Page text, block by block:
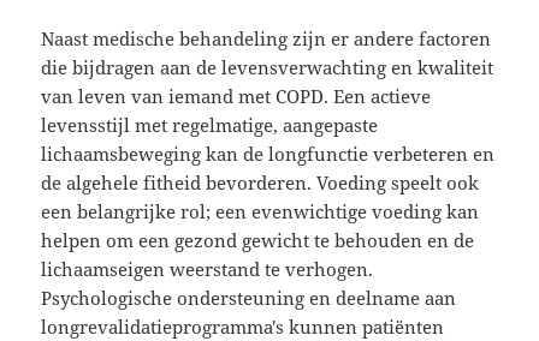
Naast medische behandeling zijn er andere factoren
die bijdragen aan de levensverwachting en kwaliteit
van leven van iemand met COPD. Een actieve
levensstijl met regelmatige, aangepaste
lichaamsbeweging kan de longfunctie verbeteren en
de algehele fitheid bevorderen. Voeding speelt ook
een belangrijke rol; een evenwichtige voeding kan
helpen om een gezond gewicht te behouden en de
lichaamseigen weerstand te verhogen.
Psychologische ondersteuning en deelname aan
longrevalidatieprogramma's kunnen patiënten